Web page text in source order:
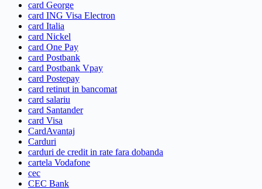
card George
card ING Visa Electron
card Italia
card Nickel
card One Pay
card Postbank
card Postbank Vpay
card Postepay
card retinut in bancomat
card salariu
card Santander
card Visa
CardAvantaj
Carduri
carduri de credit in rate fara dobanda
cartela Vodafone
cec
CEC Bank